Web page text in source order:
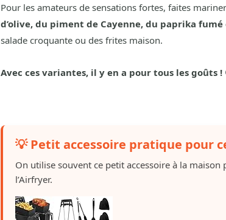
Pour les amateurs de sensations fortes, faites
d’olive, du piment de Cayenne, du paprika fumé
salade croquante ou des frites maison.
Avec ces variantes, il y en a pour tous les goûts !
💡 Petit accessoire pratique pour
On utilise souvent ce petit accessoire à la
l’Airfryer.